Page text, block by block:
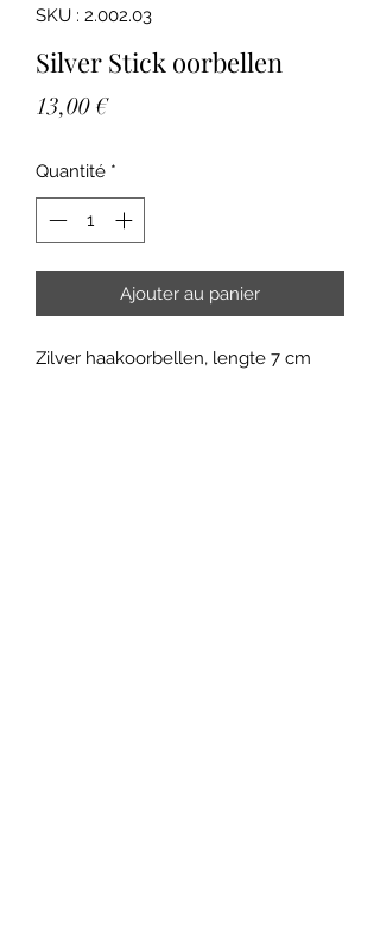
SKU : 2.002.03
Silver Stick oorbellen
13,00 €Prix
Quantité *
Ajouter au panier
Zilver haakoorbellen, lengte 7 cm